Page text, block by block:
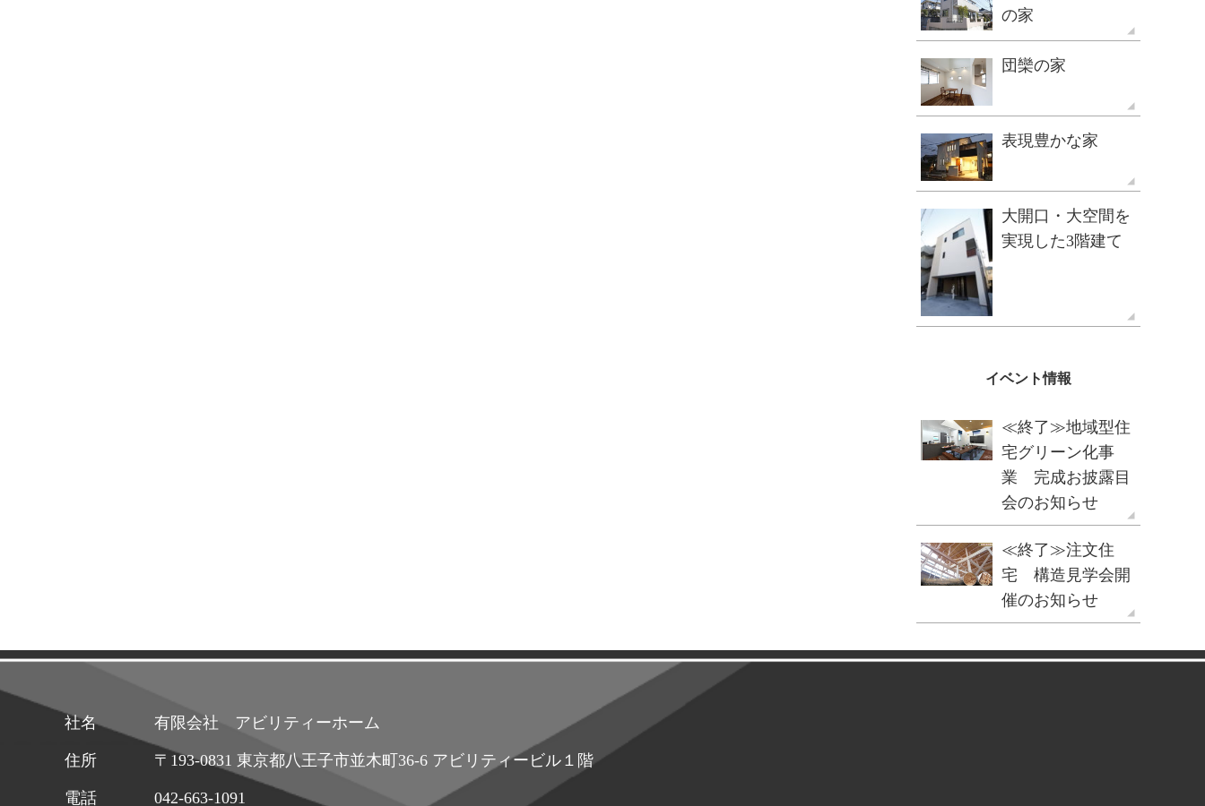
の家
団欒の家
表現豊かな家
大開口・大空間を
実現した3階建て
イベント情報
≪終了≫地域型住
宅グリーン化事
業 完成お披露目
会のお知らせ
≪終了≫注文住
宅 構造見学会開
催のお知らせ
社名 有限会社 アビリティーホーム
住所 〒193-0831 東京都八王子市並木町36-6 アビリティービル１階
電話 042-663-1091